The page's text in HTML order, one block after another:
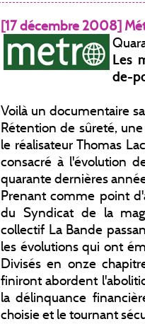
[17 décembre 2008]
Les
de-
Voilà un documentaire
Rétention de sûreté,
le réalisateur Thomas
consacré à l'évolution
quarante dernières
Prenant comme point
du Syndicat de la
collectif La Bande
les évolutions qui ont
Divisés en onze
finiront abordent
la délinquance
choisie et le tournant